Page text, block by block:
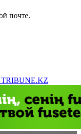
почте.
TRIBUNE.KZ